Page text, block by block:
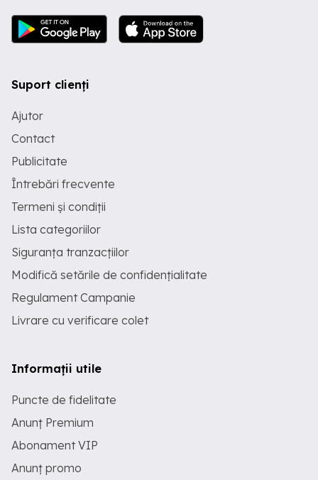
Suport clienți
Ajutor
Contact
Publicitate
Întrebări frecvente
Termeni și condiții
Lista categoriilor
Siguranța tranzacțiilor
Modifică setările de confidențialitate
Regulament Campanie
Livrare cu verificare colet
Informații utile
Puncte de fidelitate
Anunț Premium
Abonament VIP
Anunț promo